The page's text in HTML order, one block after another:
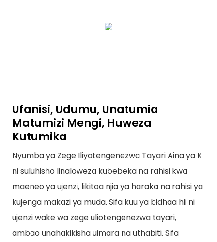
Ufanisi, Udumu, Unatumia
Matumizi Mengi, Huweza
Kutumika
Nyumba ya Zege Iliyotengenezwa Tayari Aina ya K
ni suluhisho linaloweza kubebeka na rahisi kwa
maeneo ya ujenzi, likitoa njia ya haraka na rahisi ya
kujenga makazi ya muda. Sifa kuu ya bidhaa hii ni
ujenzi wake wa zege uliotengenezwa tayari,
ambao unahakikisha uimara na uthabiti. Sifa